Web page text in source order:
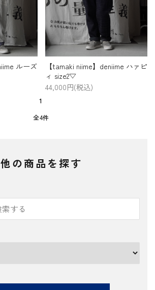
ルーズ
【tamaki niime】deniime ハァピ
ィ size2▽
44,000円(税込)
1
全4件
他の商品を探す